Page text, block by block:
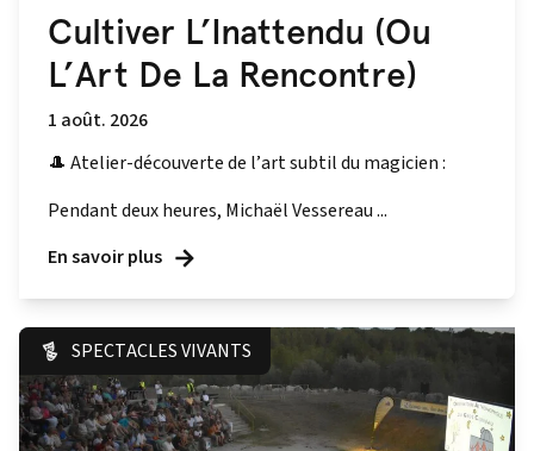
Cultiver L’Inattendu (Ou
L’Art De La Rencontre)
1 août. 2026
🎩 Atelier-découverte de l’art subtil du magicien :
Pendant deux heures, Michaël Vessereau ...
En savoir plus
SPECTACLES VIVANTS